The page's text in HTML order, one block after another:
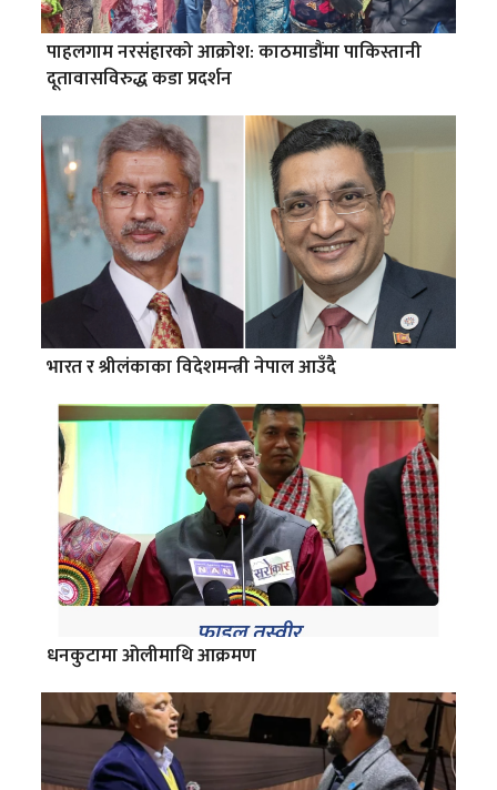
पाहलगाम नरसंहारको आक्रोश: काठमाडौंमा पाकिस्तानी
दूतावासविरुद्ध कडा प्रदर्शन
भारत र श्रीलंकाका विदेशमन्त्री नेपाल आउँदै
धनकुटामा ओलीमाथि आक्रमण